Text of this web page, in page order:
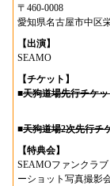
〒460-0008
愛知県名古屋市中区
【出演】
SEAMO
【チケット】
■天狗道場先行チケ
■天狗道場2次先行チ
【特典会】
SEAMOファンクラ
ーショット写真撮影